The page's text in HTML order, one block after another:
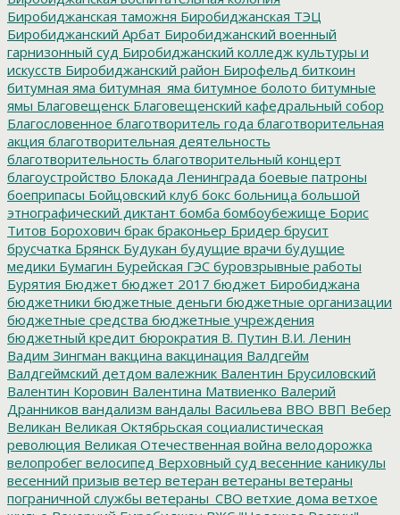
Биробиджанская таможня Биробиджанская ТЭЦ
Биробиджанский Арбат Биробиджанский военный
гарнизонный суд Биробиджанский колледж культуры и
искусств Биробиджанский район Бирофельд биткоин
битумная яма битумная_яма битумное болото битумные
ямы Благовещенск Благовещенский кафедральный собор
Благословенное благотворитель года благотворительная
акция благотворительная деятельность
благотворительность благотворительный концерт
благоустройство Блокада Ленинграда боевые патроны
боеприпасы Бойцовский клуб бокс больница большой
этнографический диктант бомба бомбоубежище Борис
Титов Борохович брак браконьер Бридер брусит
брусчатка Брянск Будукан будущие врачи будущие
медики Бумагин Бурейская ГЭС буровзрывные работы
Бурятия Бюджет бюджет 2017 бюджет Биробиджана
бюджетники бюджетные деньги бюджетные организации
бюджетные средства бюджетные учреждения
бюджетный кредит бюрократия В. Путин В.И. Ленин
Вадим Зингман вакцина вакцинация Валдгейм
Валдгеймский детдом валежник Валентин Брусиловский
Валентин Коровин Валентина Матвиенко Валерий
Дранников вандализм вандалы Васильева ВВО ВВП Вебер
Великан Великая Октябрьская социалистическая
революция Великая Отечественная война велодорожка
велопробег велосипед Верховный суд весенние каникулы
весенний призыв ветер ветеран ветераны ветераны
пограничной службы ветераны_СВО ветхие дома ветхое